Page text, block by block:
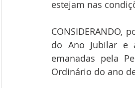
estejam nas
do Ano Jubilar e
emanadas pela
Ordinário do ano